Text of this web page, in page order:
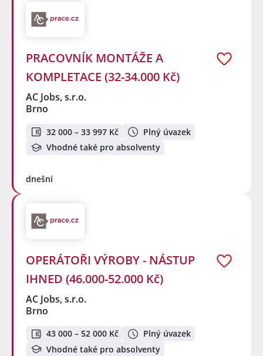
PRACOVNÍK MONTÁŽE A
KOMPLETACE (32-34.000 Kč)
AC Jobs, s.r.o.
Brno
32 000 – 33 997 Kč
Plný úvazek
Vhodné také pro absolventy
dnešní
OPERÁTOŘI VÝROBY - NÁSTUP
IHNED (46.000-52.000 Kč)
AC Jobs, s.r.o.
Brno
43 000 – 52 000 Kč
Plný úvazek
Vhodné také pro absolventy